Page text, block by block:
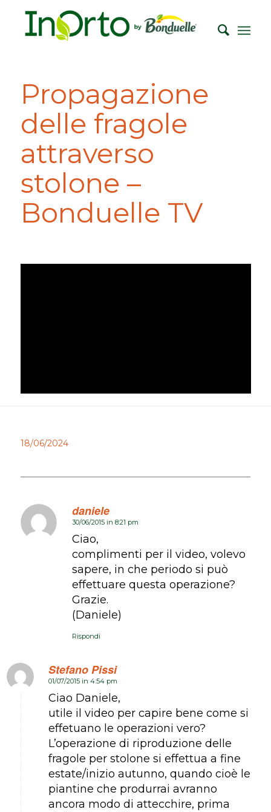
Propagazione
delle fragole
attraverso
stolone –
Bonduelle TV
18/06/2024
daniele
dice:
30/06/2015 in 8:21 pm
Ciao,
complimenti per il video, volevo
sapere, in che periodo si può
effettuare questa operazione?
Grazie.
(Daniele)
Rispondi
Stefano Pissi
dice:
01/07/2015 in 4:54 pm
Ciao Daniele,
utile il video per capire bene come si
effetuano le operazioni vero?
L’operazione di riproduzione delle
fragole per stolone si effettua a fine
estate/inizio autunno, quando cioè le
piantine che produrrai avranno
ancora modo di attecchire, prima
ha